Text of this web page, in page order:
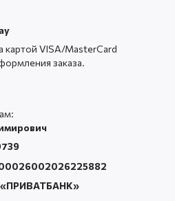
картой VISA/MasterCard
заказа.
»